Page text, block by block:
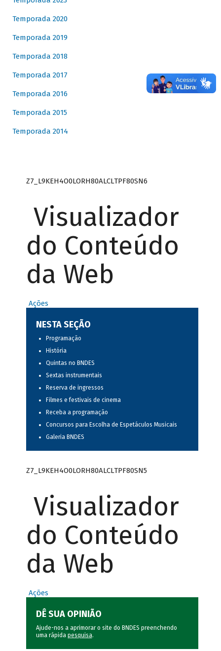
Temporada 2020
Temporada 2019
Temporada 2018
Temporada 2017
Temporada 2016
Temporada 2015
Temporada 2014
Z7_L9KEH4O0LORH80ALCLTPF80SN6
Visualizador
do Conteúdo
da Web
Ações
NESTA SEÇÃO
Programação
História
Quintas no BNDES
Sextas instrumentais
Reserva de ingressos
Filmes e festivais de cinema
Receba a programação
Concursos para Escolha de Espetáculos Musicais
Galeria BNDES
Z7_L9KEH4O0LORH80ALCLTPF80SN5
Visualizador
do Conteúdo
da Web
Ações
DÊ SUA OPINIÃO
Ajude-nos a aprimorar o site do BNDES preenchendo
uma rápida pesquisa.